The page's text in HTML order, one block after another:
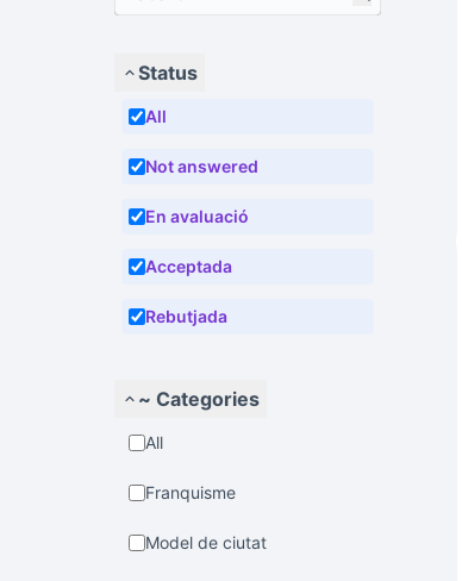
Status
All
Not answered
En avaluació
Acceptada
Rebutjada
~ Categories
All
Franquisme
Model de ciutat